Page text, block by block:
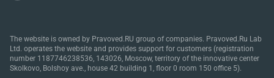
The website is owned by Pravoved.RU group of companies. Pravoved.Ru Lab
Ltd. operates the website and provides support for customers (registration
number 1187746238536, 143026, Moscow, territory of the innovative center
Skolkovo, Bolshoy ave., house 42 building 1, floor 0 room 150 office 5).